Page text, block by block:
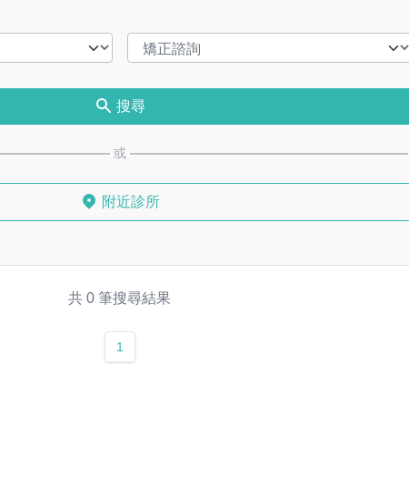
搜尋
或
附近診所
共 0 筆搜尋結果
1